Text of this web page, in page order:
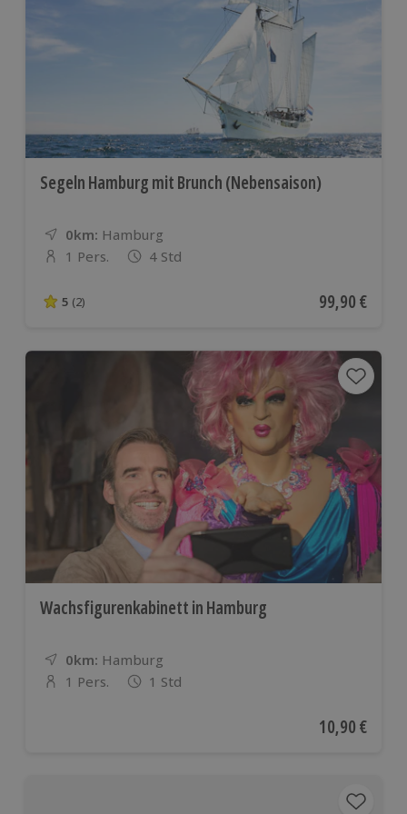
Segeln Hamburg mit Brunch (Nebensaison)
0km: Entfernung
Standort
Hamburg
Anzahl der Teilnehmer
1 Pers. 4 Std
5 von 5 Sternen basierend auf 2 Bewertungen
5 (2) Aktueller
99,90 €
Wachsfigurenkabinett in Hamburg
0km: Entfernung
Standort
Hamburg
Anzahl der Teilnehmer
1 Pers. 1 Std
Aktueller
10,90 €